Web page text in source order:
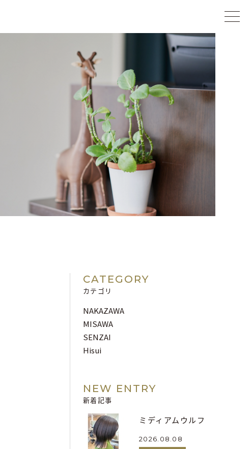
CATEGORY
カテゴリ
NAKAZAWA
MISAWA
SENZAI
Hisui
NEW ENTRY
新着記事
ミディアムウルフ
2026.08.08